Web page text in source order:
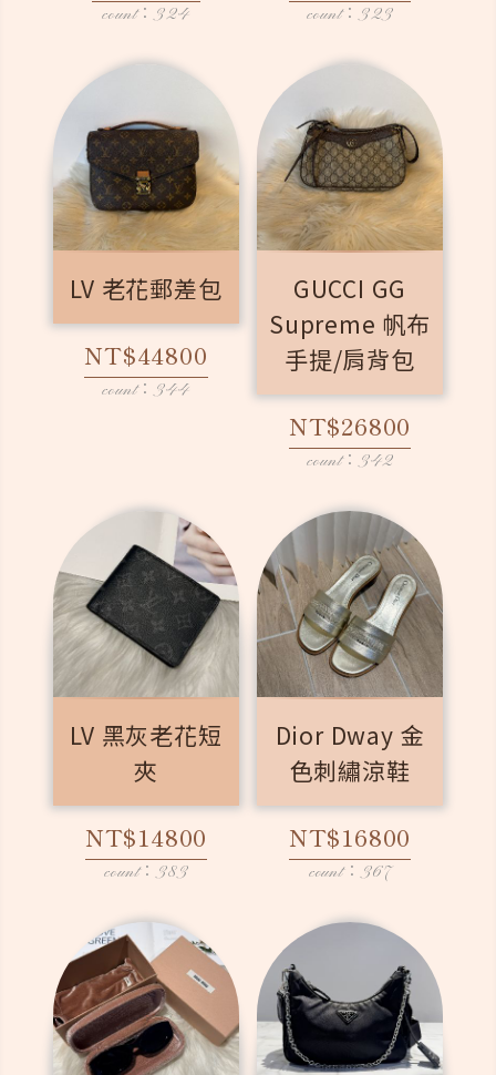
count：324 count：323
LV 老花郵差包
NT$44800
count：344
GUCCI GG
Supreme 帆布
手提/肩背包
NT$26800
count：342
LV 黑灰老花短
夾
NT$14800
count：383
Dior Dway 金
色刺繡涼鞋
NT$16800
count：367